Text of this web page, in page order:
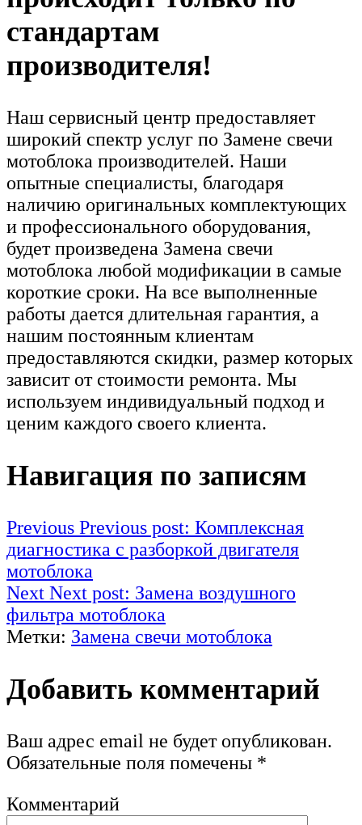
стандартам
производителя!
Наш сервисный центр предоставляет
широкий спектр услуг по Замене свечи
мотоблока производителей. Наши
опытные специалисты, благодаря
наличию оригинальных комплектующих
и профессионального оборудования,
будет произведена Замена свечи
мотоблока любой модификации в самые
короткие сроки. На все выполненные
работы дается длительная гарантия, а
нашим постоянным клиентам
предоставляются скидки, размер которых
зависит от стоимости ремонта. Мы
используем индивидуальный подход и
ценим каждого своего клиента.
Навигация по записям
Previous Previous post: Комплексная
диагностика с разборкой двигателя
мотоблока
Next Next post: Замена воздушного
фильтра мотоблока
Метки: Замена свечи мотоблока
Добавить комментарий
Ваш адрес email не будет опубликован.
Обязательные поля помечены *
Комментарий